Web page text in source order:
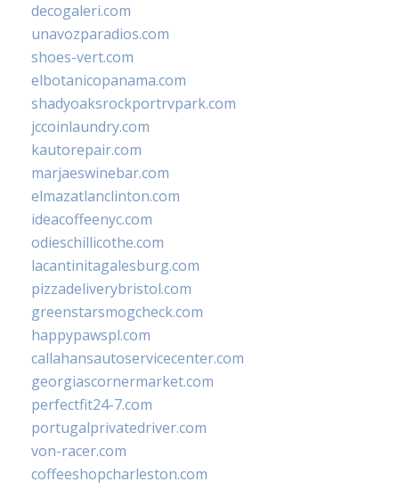
decogaleri.com
unavozparadios.com
shoes-vert.com
elbotanicopanama.com
shadyoaksrockportrvpark.com
jccoinlaundry.com
kautorepair.com
marjaeswinebar.com
elmazatlanclinton.com
ideacoffeenyc.com
odieschillicothe.com
lacantinitagalesburg.com
pizzadeliverybristol.com
greenstarsmogcheck.com
happypawspl.com
callahansautoservicecenter.com
georgiascornermarket.com
perfectfit24-7.com
portugalprivatedriver.com
von-racer.com
coffeeshopcharleston.com